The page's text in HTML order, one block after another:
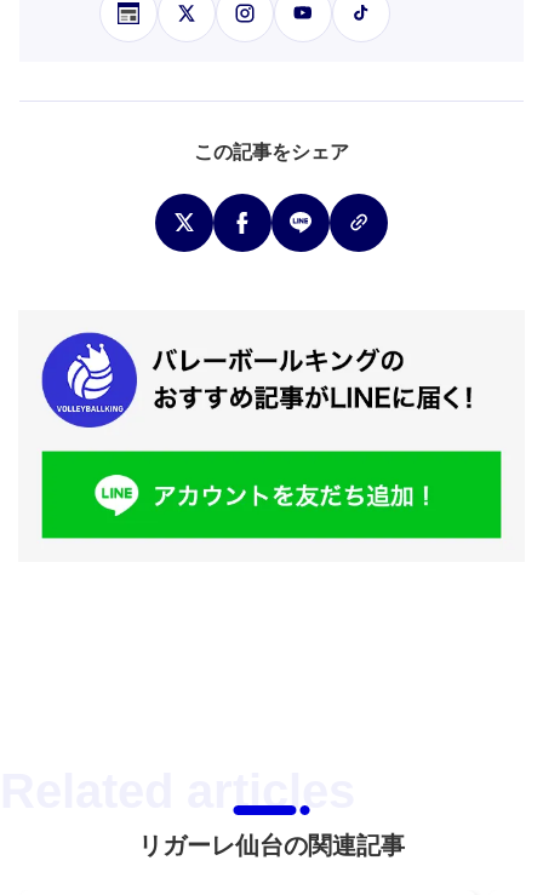
この記事をシェア
リガーレ仙台の関連記事